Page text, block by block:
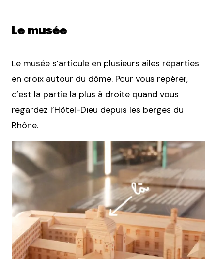
Le musée
Le musée s’articule en plusieurs ailes réparties
en croix autour du dôme. Pour vous repérer,
c’est la partie la plus à droite quand vous
regardez l’Hôtel-Dieu depuis les berges du
Rhône.